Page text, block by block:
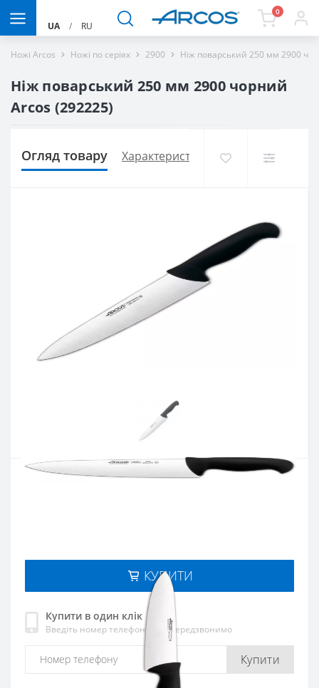
UA / RU
0
Ножі Arcos Ножі по серіях 2900 Ніж поварський 250 мм 2900
Ніж поварський 250 мм 2900 чорний
Arcos (292225)
Огляд товару Характеристики Доставка і
292225
КУПИТИ
Купити в один клік
Введіть номер телефону і ми передзвонимо
Купити